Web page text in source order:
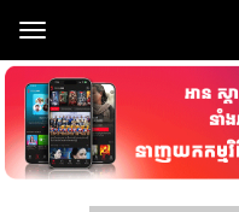
Toggle
navigation